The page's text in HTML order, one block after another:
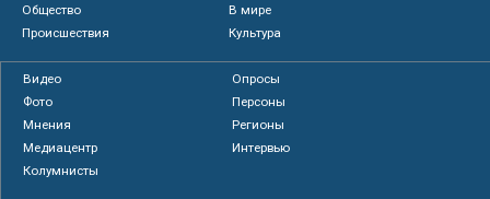
Общество
В мире
Происшествия
Культура
Видео
Опросы
Фото
Персоны
Мнения
Регионы
Медиацентр
Интервью
Колумнисты